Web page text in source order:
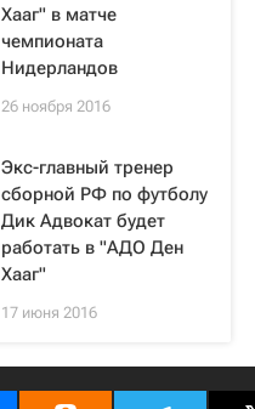
Хааг" в матче
чемпионата
Нидерландов
26 ноября 2016
Экс-главный тренер
сборной РФ по футболу
Дик Адвокат будет
работать в "АДО Ден
Хааг"
17 июня 2016